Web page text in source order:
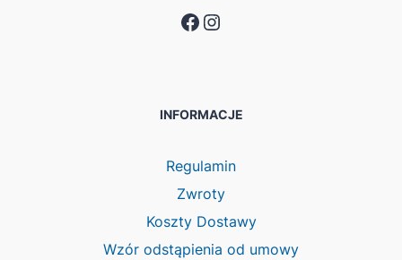
Facebook
Instagram
INFORMACJE
Regulamin
Zwroty
Koszty Dostawy
Wzór odstąpienia od umowy